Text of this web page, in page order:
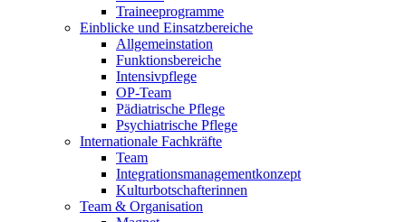
Traineeprogramme
Einblicke und Einsatzbereiche
Allgemeinstation
Funktionsbereiche
Intensivpflege
OP-Team
Pädiatrische Pflege
Psychiatrische Pflege
Internationale Fachkräfte
Team
Integrationsmanagementkonzept
Kulturbotschafterinnen
Team & Organisation